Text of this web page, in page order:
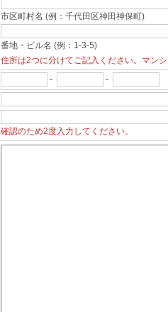
市区町村名 (例：千代田区神田神保町)
番地・ビル名 (例：1-3-5)
住所は2つに分けてご記入ください。マン
- -
確認のため2度入力してください。